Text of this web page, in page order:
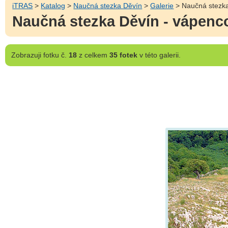
iTRAS > Katalog > Naučná stezka Děvín >Galerie > Naučná
Naučná stezka Děvín -
Zobrazujifotku č. 18z celkem 35 fotekv této galerii.